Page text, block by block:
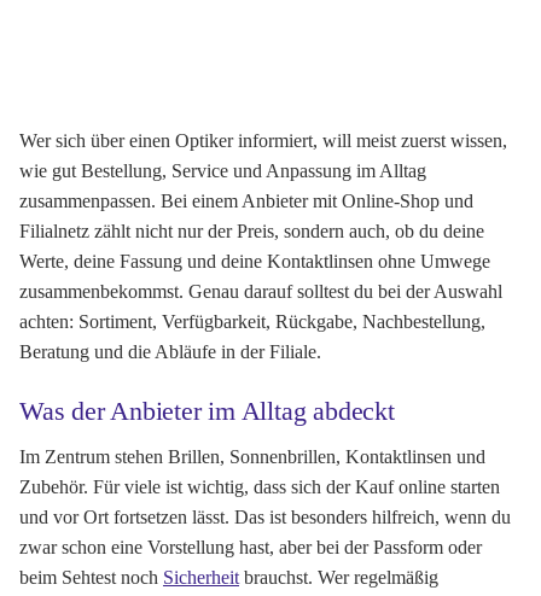
Wer sich über einen Optiker informiert, will meist zuerst wissen,
wie gut Bestellung, Service und Anpassung im Alltag
zusammenpassen. Bei einem Anbieter mit Online-Shop und
Filialnetz zählt nicht nur der Preis, sondern auch, ob du deine
Werte, deine Fassung und deine Kontaktlinsen ohne Umwege
zusammenbekommst. Genau darauf solltest du bei der Auswahl
achten: Sortiment, Verfügbarkeit, Rückgabe, Nachbestellung,
Beratung und die Abläufe in der Filiale.
Was der Anbieter im Alltag abdeckt
Im Zentrum stehen Brillen, Sonnenbrillen, Kontaktlinsen und
Zubehör. Für viele ist wichtig, dass sich der Kauf online starten
und vor Ort fortsetzen lässt. Das ist besonders hilfreich, wenn du
zwar schon eine Vorstellung hast, aber bei der Passform oder
beim Sehtest noch Sicherheit brauchst. Wer regelmäßig